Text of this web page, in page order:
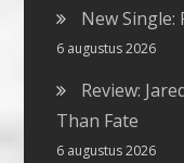
New Single:
6 augustus 2026
Review:
Than Fate
6 augustus 2026